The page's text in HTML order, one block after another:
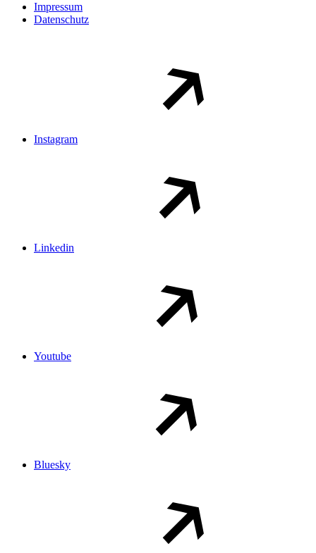
Impressum
Datenschutz
Instagram
Linkedin
Youtube
Bluesky